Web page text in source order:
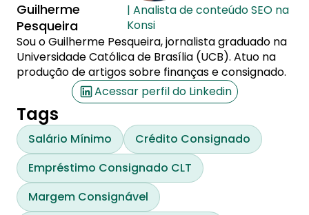
Guilherme
Pesqueira
| Analista de conteúdo SEO na
Konsi
Sou o Guilherme Pesqueira, jornalista graduado na
Universidade Católica de Brasília (UCB). Atuo na
produção de artigos sobre finanças e consignado.
Acessar perfil do Linkedin
Tags
Salário Mínimo
Crédito Consignado
Empréstimo Consignado CLT
Margem Consignável